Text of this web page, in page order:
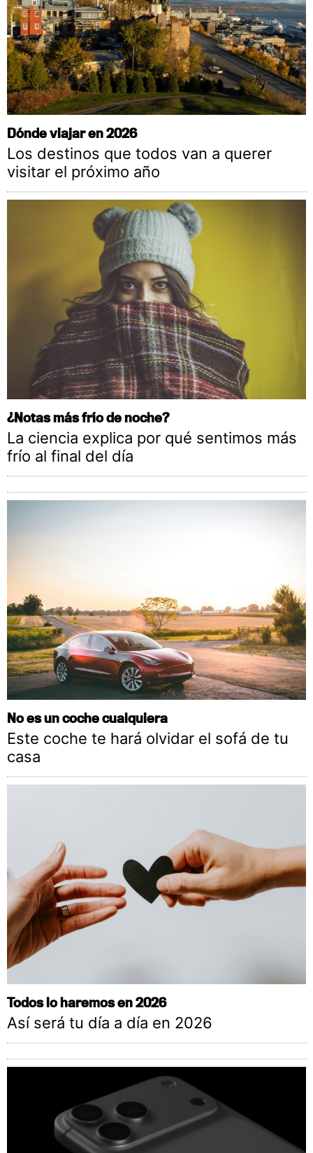
Dónde viajar en 2026
Los destinos que todos van a querer
visitar el próximo año
¿Notas más frío de noche?
La ciencia explica por qué sentimos más
frío al final del día
No es un coche cualquiera
Este coche te hará olvidar el sofá de tu
casa
Todos lo haremos en 2026
Así será tu día a día en 2026